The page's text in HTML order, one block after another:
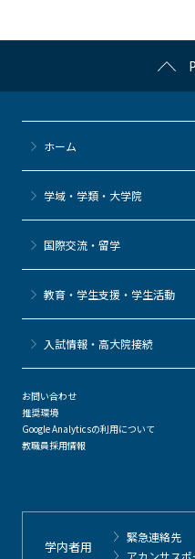
k
ホーム
学域・学類・大学院
国際交流・留学
教育・学生支援・学生活動
⼊試情報・高大院接続
お問い合わせ
推奨環境
Google Analyticsの利用について
教職員採用情報
学内者用
緊急連絡先